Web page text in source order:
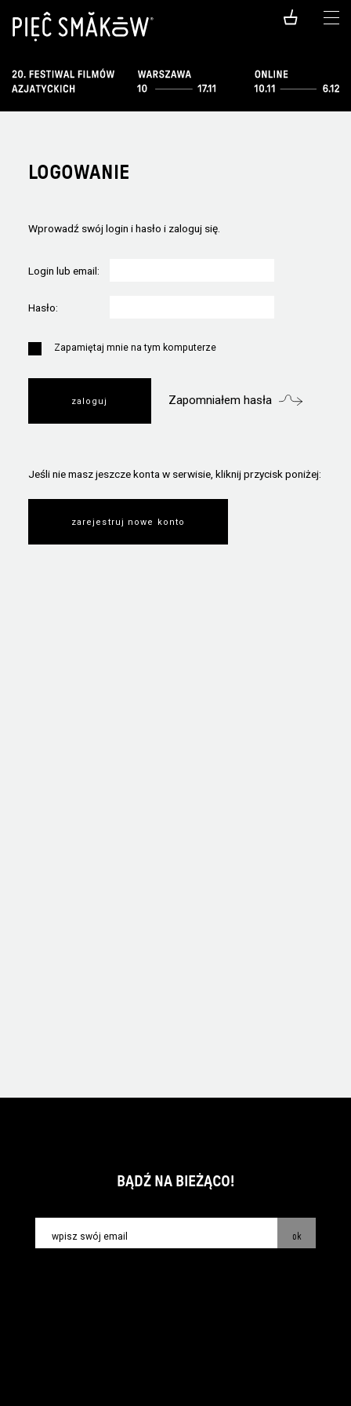
LOGOWANIE
Wprowadź swój login i hasło i zaloguj się.
Login lub email:
Hasło:
Zapamiętaj mnie na tym komputerze
Zapomniałem hasła
Jeśli nie masz jeszcze konta w serwisie, kliknij przycisk poniżej:
zarejestruj nowe konto
BĄDŹ NA BIEŻĄCO!
ok